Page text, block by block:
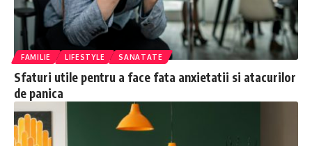
FAMILIE LIFESTYLE SANATATE
Sfaturi utile pentru a face fata anxietatii si atacurilor
de panica